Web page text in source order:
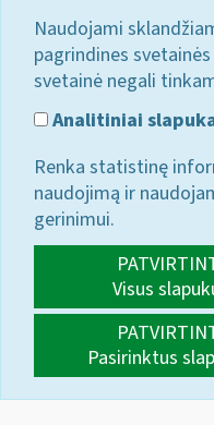
Naudojami
pagrindines
svetainė negali
Analitiniai
Renka statistinę
naudojimą ir
gerinimui.
Visus
Pasirinktus